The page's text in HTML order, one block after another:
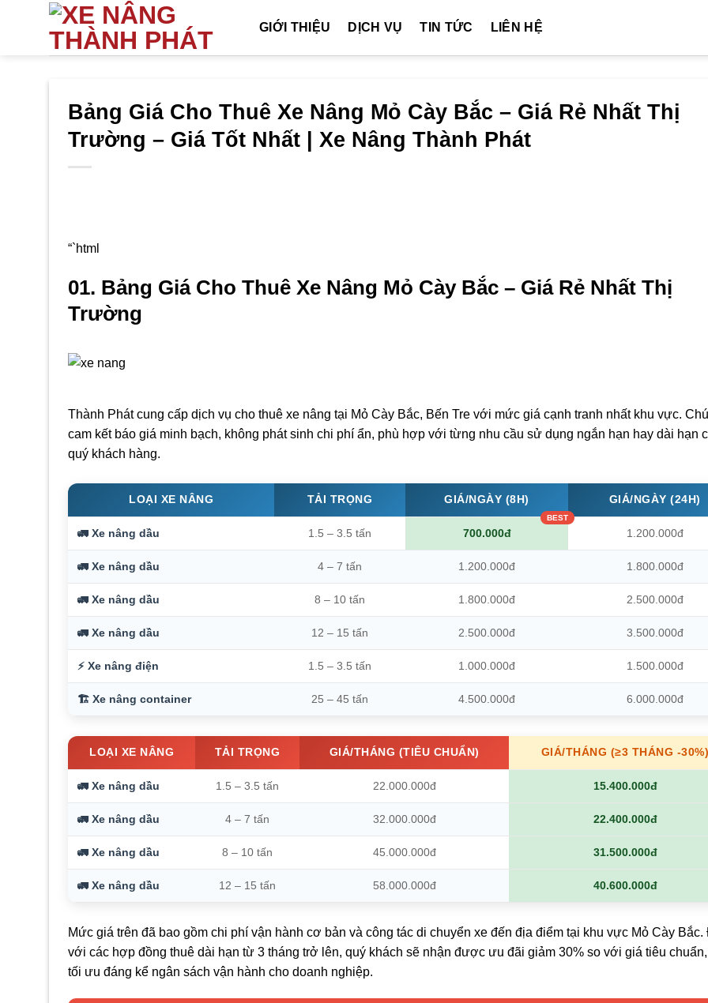
GIỚI THIỆU DỊCH VỤ TIN TỨC LIÊN HỆ
Bảng Giá Cho Thuê Xe Nâng Mỏ Cày Bắc – Giá Rẻ Nhất Thị
Trường – Giá Tốt Nhất | Xe Nâng Thành Phát
“`html
01. Bảng Giá Cho Thuê Xe Nâng Mỏ Cày Bắc – Giá Rẻ Nhất Thị
Trường
Thành Phát cung cấp dịch vụ cho thuê xe nâng tại Mỏ Cày Bắc, Bến Tre với mức giá cạnh tranh nhất khu vực.
cam kết báo giá minh bạch, không phát sinh chi phí ẩn, phù hợp với từng nhu cầu sử dụng ngắn hạn hay dài hạn
quý khách hàng.
LOẠI XE NÂNG TẢI TRỌNG GIÁ/NGÀY (8H) GIÁ/NGÀY (24H)
🚛 Xe nâng dầu 1.5 – 3.5 tấn 700.000đ 1.200.000đ
🚛 Xe nâng dầu 4 – 7 tấn 1.200.000đ 1.800.000đ
🚛 Xe nâng dầu 8 – 10 tấn 1.800.000đ 2.500.000đ
🚛 Xe nâng dầu 12 – 15 tấn 2.500.000đ 3.500.000đ
⚡ Xe nâng điện 1.5 – 3.5 tấn 1.000.000đ 1.500.000đ
🏗️ Xe nâng container 25 – 45 tấn 4.500.000đ 6.000.000đ
LOẠI XE NÂNG TẢI TRỌNG GIÁ/THÁNG (TIÊU CHUẨN) GIÁ/THÁNG (≥3 THÁNG -30%)
🚛 Xe nâng dầu 1.5 – 3.5 tấn 22.000.000đ 15.400.000đ
🚛 Xe nâng dầu 4 – 7 tấn 32.000.000đ 22.400.000đ
🚛 Xe nâng dầu 8 – 10 tấn 45.000.000đ 31.500.000đ
🚛 Xe nâng dầu 12 – 15 tấn 58.000.000đ 40.600.000đ
Mức giá trên đã bao gồm chi phí vận hành cơ bản và công tác di chuyển xe đến địa điểm tại khu vực Mỏ Cày Bắc.
với các hợp đồng thuê dài hạn từ 3 tháng trở lên, quý khách sẽ nhận được ưu đãi giảm 30% so với giá tiêu
tối ưu đáng kể ngân sách vận hành cho doanh nghiệp.